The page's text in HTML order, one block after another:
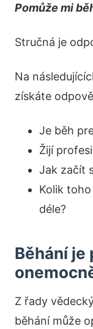
Pomůže mi
Stručná je
Na
získáte
Je běh
Žijí
Jak začít
Kolik
déle?
Běhání je
Z řady
běhání může